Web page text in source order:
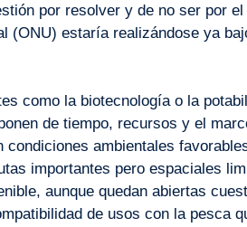
por resolver y de no ser por
(ONU) estaría realizándose ya
como la biotecnología o la
de tiempo, recursos y el
condiciones ambientales
importantes pero espaciales
aunque quedan abiertas
de usos con la pesca